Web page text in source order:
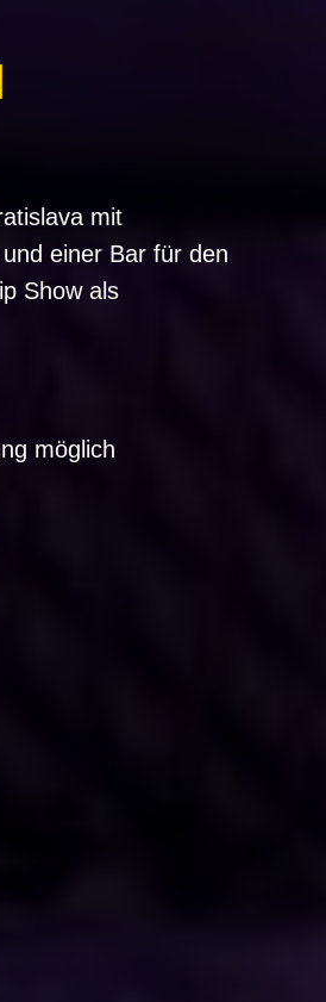
mit
einer Bar für den
Show als
möglich